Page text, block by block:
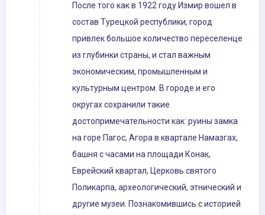
После того как в 1922 году Измир вошел в
состав Турецкой республики, город
привлек большое количество переселенце
из глубинки страны, и стал важным
экономическим, промышленным и
культурным центром. В городе и его
округах сохранили такие
достопримечательности как: руины замка
на горе Пагос, Агора в квартале Намазгах,
башня с часами на площади Конак,
Еврейский квартал, Церковь святого
Поликарпа, археологический, этнический и
другие музеи. Познакомившись с историей